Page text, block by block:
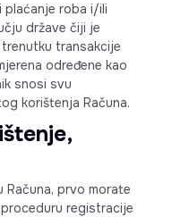
plaćanje roba i/ili
države čiji je
transakcije
određene kao
snosi svu
korištenja Računa.
Računa, prvo morate
registracije